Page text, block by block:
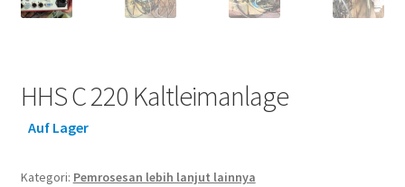
HHS C 220 Kaltleimanlage
Auf Lager
Kategori: Pemrosesan lebih lanjut lainnya